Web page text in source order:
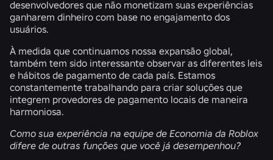
desenvolvedores que não monetizam suas experiências
ganharem dinheiro com base no engajamento dos
usuários.
À medida que continuamos nossa expansão global,
também tem sido interessante observar as diferentes leis
e hábitos de pagamento de cada país. Estamos
constantemente trabalhando para criar soluções que
integrem provedores de pagamento locais de maneira
harmoniosa.
Como sua experiência na equipe de Economia da Roblox
difere de outras funções que você já desempenhou?